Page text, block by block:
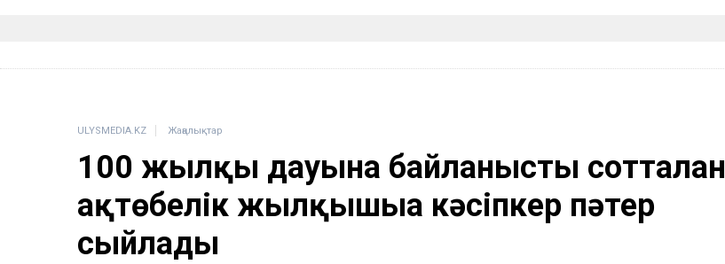
ULYSMEDIA.KZ Жаңалықтар
100 жылқы дауына байланысты сотталған
ақтөбелік жылқышыға кәсіпкер пәтер
сыйлады